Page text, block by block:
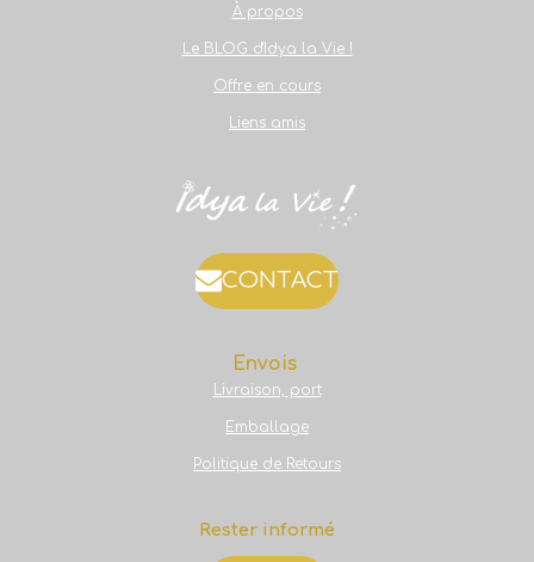
À propos
Le BLOG d'Idya la Vie !
Offre en cours
Liens amis
CONTACT
Envois
Livraison, port
Emballage
Politique de Retours
Rester informé